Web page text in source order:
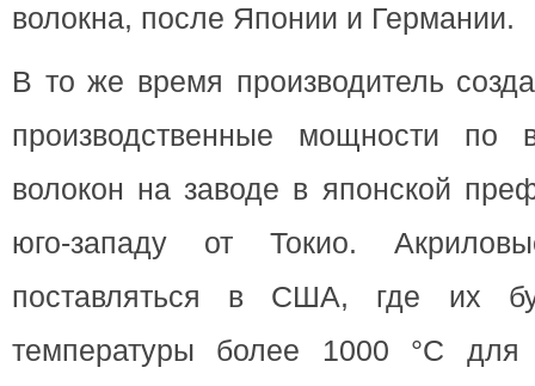
волокна, после Японии и Германии.
В то же время производитель
производственные мощности по
волокон на заводе в японской
юго-западу от Токио.
поставляться в США, где их
температуры более 1000 °С для